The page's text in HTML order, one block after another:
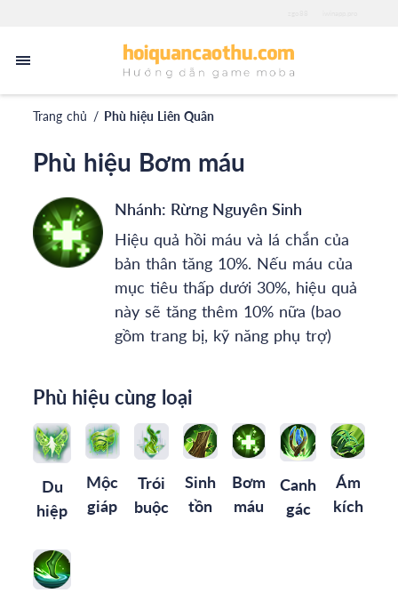
Trang chủ / Phù hiệu Liên Quân
Phù hiệu Bơm máu
Nhánh: Rừng Nguyên Sinh
Hiệu quả hồi máu và lá chắn của
bản thân tăng 10%. Nếu máu của
mục tiêu thấp dưới 30%, hiệu quả
này sẽ tăng thêm 10% nữa (bao
gồm trang bị, kỹ năng phụ trợ)
Phù hiệu cùng loại
Du
hiệp
Mộc
giáp
Trói
buộc
Sinh
tồn
Bơm
máu
Canh
gác
Ám
kích